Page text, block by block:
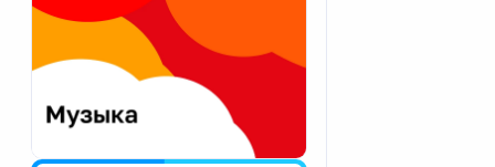
Екатеринбург
Калининград
Калуга